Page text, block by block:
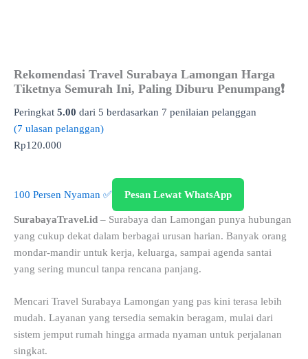
Rekomendasi Travel Surabaya Lamongan Harga
Tiketnya Semurah Ini, Paling Diburu Penumpang❗
Peringkat 5.00 dari 5 berdasarkan 7 penilaian pelanggan
(7 ulasan pelanggan)
Rp120.000
100 Persen Nyaman ✅ Pesan Lewat WhatsApp
SurabayaTravel.id – Surabaya dan Lamongan punya hubungan
yang cukup dekat dalam berbagai urusan harian. Banyak orang
mondar-mandir untuk kerja, keluarga, sampai agenda santai
yang sering muncul tanpa rencana panjang.
Mencari Travel Surabaya Lamongan yang pas kini terasa lebih
mudah. Layanan yang tersedia semakin beragam, mulai dari
sistem jemput rumah hingga armada nyaman untuk perjalanan
singkat.